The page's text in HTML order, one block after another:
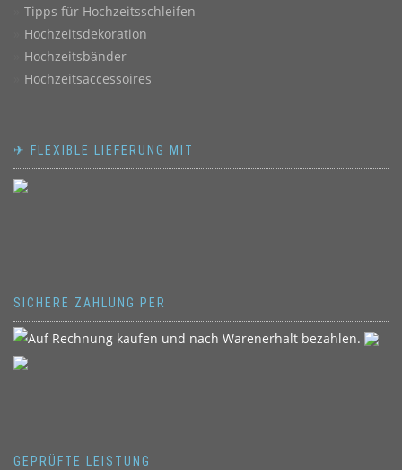
Tipps für Hochzeitsschleifen
Hochzeitsdekoration
Hochzeitsbänder
Hochzeitsaccessoires
✈ FLEXIBLE LIEFERUNG MIT
SICHERE ZAHLUNG PER
GEPRÜFTE LEISTUNG